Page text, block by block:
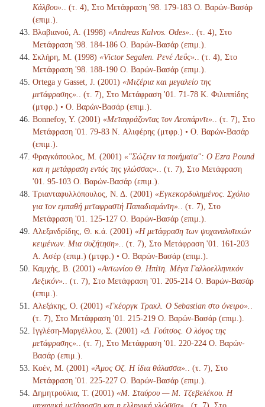
Κάλβου».
. (τ. 4), Στο Μετάφραση '98. 179-183 Ο. Βαρών-Βασάρ
(επιμ.).
Βλαβιανού, Α. (1998) «Andreas Kalvos. Odes».
. (τ. 4), Στο
Μετάφραση '98. 184-186 Ο. Βαρών-Βασάρ (επιμ.).
Σκλήρη, Μ. (1998) «Victor Segalen. Ρενέ Λεΰς».
. (τ. 4), Στο
Μετάφραση '98. 188-190 Ο. Βαρών-Βασάρ (επιμ.).
Ortega y Gasset, J. (2001) «Μιζέρια και μεγαλείο της
μετάφρασης».
. (τ. 7), Στο Μετάφραση '01. 71-78 K. Φιλιππίδης
(μτφρ.) • Ο. Βαρών-Βασάρ (επιμ.).
Bonnefoy, Y. (2001) «Μεταφράζοντας τον Λεοπάρντι».
. (τ. 7), Στο
Μετάφραση '01. 79-83 N. Αλιφέρης (μτφρ.) • Ο. Βαρών-Βασάρ
(επιμ.).
Φραγκόπουλος, Μ. (2001) «"Σώζειν τα ποιήματα": Ο Ezra Pound
και η μετάφραση εντός της γλώσσας».
. (τ. 7), Στο Μετάφραση
'01. 95-103 Ο. Βαρών-Βασάρ (επιμ.).
Τριανταφυλλόπουλος, Ν. Δ. (2001) «Εγκεκορδυλημένος. Σχόλιο
για τον εμπαθή μεταφραστή Παπαδιαμάντη».
. (τ. 7), Στο
Μετάφραση '01. 125-127 Ο. Βαρών-Βασάρ (επιμ.).
Αλεξανδρίδης, Θ. κ.ά. (2001) «Η μετάφραση των ψυχαναλυτικών
κειμένων. Μια συζήτηση».
. (τ. 7), Στο Μετάφραση '01. 161-203
Α. Ασέρ (επιμ.) (μτφρ.) • Ο. Βαρών-Βασάρ (επιμ.).
Καμχής, Β. (2001) «Αντωνίου Θ. Ηπίτη. Μέγα Γαλλοελληνικόν
Λεξικόν».
. (τ. 7), Στο Μετάφραση '01. 205-214 Ο. Βαρών-Βασάρ
(επιμ.).
Αλεξάκης, Ο. (2001) «Γκέοργκ Τρακλ. Ο Sebastian στο όνειρο».
(τ. 7), Στο Μετάφραση '01. 215-219 Ο. Βαρών-Βασάρ (επιμ.).
Ιγγλέση-Μαργέλλου, Σ. (2001) «Δ. Γούτσος. Ο λόγος της
μετάφρασης».
. (τ. 7), Στο Μετάφραση '01. 220-224 Ο. Βαρών-
Βασάρ (επιμ.).
Κοέν, Μ. (2001) «Άμος Οζ. Η ίδια θάλασσα».
. (τ. 7), Στο
Μετάφραση '01. 225-227 Ο. Βαρών-Βασάρ (επιμ.).
Δημητρούλια, Τ. (2001) «Μ. Σταύρου — Μ. Τζεβελέκου. Η